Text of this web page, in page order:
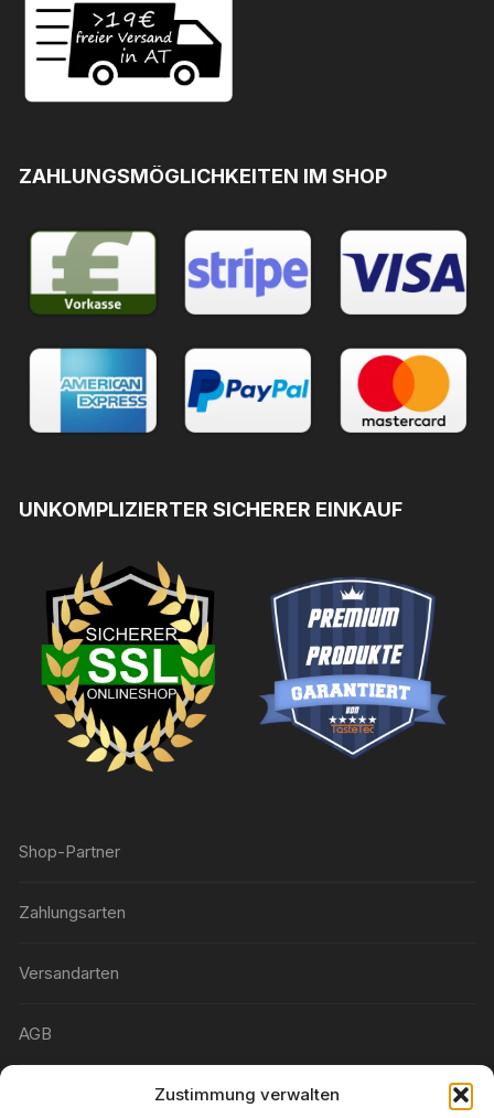
Zustimmung verwalten
ZAHLUNGSMÖGLICHKEITEN IM SHOP
UNKOMPLIZIERTER SICHERER EINKAUF
Shop-Partner
Zahlungsarten
Versandarten
AGB
Widerrufsbelehrung